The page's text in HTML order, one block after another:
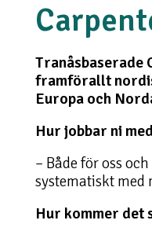
Tranåsbaserade
framförallt
Europa och
Hur jobbar ni
– Både för oss
systematiskt
Hur kommer det